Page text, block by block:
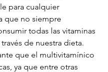
para cualquier
que no siempre
todas las vitaminas
través de nuestra dieta.
que el multivitamínico
ya que entre otras